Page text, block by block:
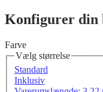
Konfigurer din
Farve
Vælg størrelse
Standard
Inklusiv